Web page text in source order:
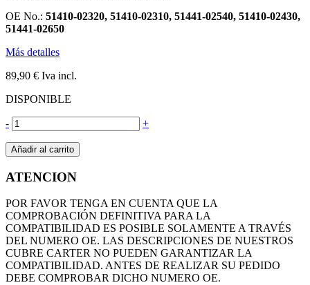
OE No.: 51410-02320, 51410-02310, 51441-02540, 51410-02430,
51441-02650
Más detalles
89,90 € Iva incl.
DISPONIBLE
- +
Añadir al carrito
ATENCION
POR FAVOR TENGA EN CUENTA QUE LA
COMPROBACIÓN DEFINITIVA PARA LA
COMPATIBILIDAD ES POSIBLE SOLAMENTE A TRAVÉS
DEL NUMERO OE. LAS DESCRIPCIONES DE NUESTROS
CUBRE CARTER NO PUEDEN GARANTIZAR LA
COMPATIBILIDAD. ANTES DE REALIZAR SU PEDIDO
DEBE COMPROBAR DICHO NUMERO OE.